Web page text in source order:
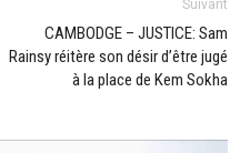
Suivant
CAMBODGE – JUSTICE: Sam
Rainsy réitère son désir d’être jugé
à la place de Kem Sokha